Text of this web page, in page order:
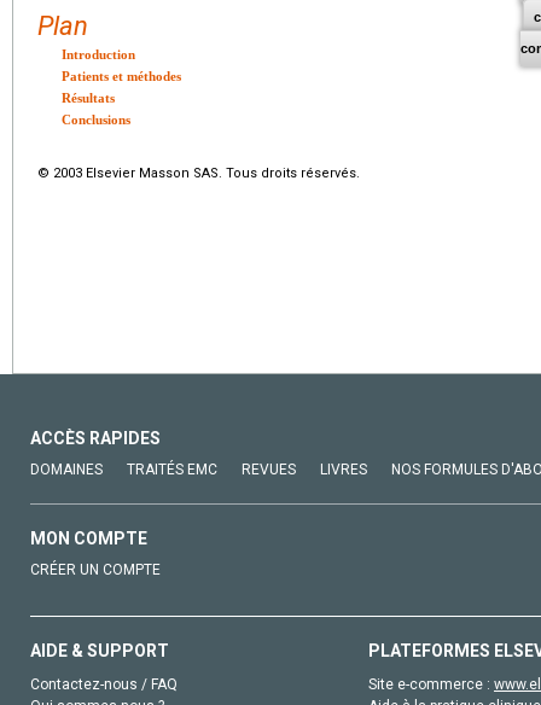
Plan
Introduction
Patients et méthodes
Résultats
Conclusions
© 2003 Elsevier Masson SAS. Tous droits réservés.
ACCÈS RAPIDES
DOMAINES TRAITÉS EMC REVUES LIVRES NOS FORMULES
MON COMPTE
CRÉER UN COMPTE
AIDE & SUPPORT
Contactez-nous / FAQ
PLATEFORMES
Site e-commerce :